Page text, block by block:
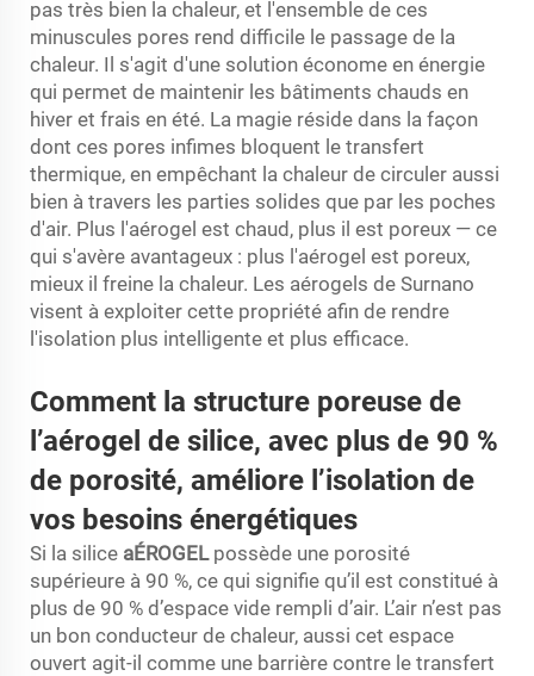
pas très bien la chaleur, et l'ensemble de ces
minuscules pores rend difficile le passage de la
chaleur. Il s'agit d'une solution économe en énergie
qui permet de maintenir les bâtiments chauds en
hiver et frais en été. La magie réside dans la façon
dont ces pores infimes bloquent le transfert
thermique, en empêchant la chaleur de circuler aussi
bien à travers les parties solides que par les poches
d'air. Plus l'aérogel est chaud, plus il est poreux — ce
qui s'avère avantageux : plus l'aérogel est poreux,
mieux il freine la chaleur. Les aérogels de Surnano
visent à exploiter cette propriété afin de rendre
l'isolation plus intelligente et plus efficace.
Comment la structure poreuse de
l’aérogel de silice, avec plus de 90 %
de porosité, améliore l’isolation de
vos besoins énergétiques
Si la silice aÉROGEL possède une porosité
supérieure à 90 %, ce qui signifie qu’il est constitué à
plus de 90 % d’espace vide rempli d’air. L’air n’est pas
un bon conducteur de chaleur, aussi cet espace
ouvert agit-il comme une barrière contre le transfert